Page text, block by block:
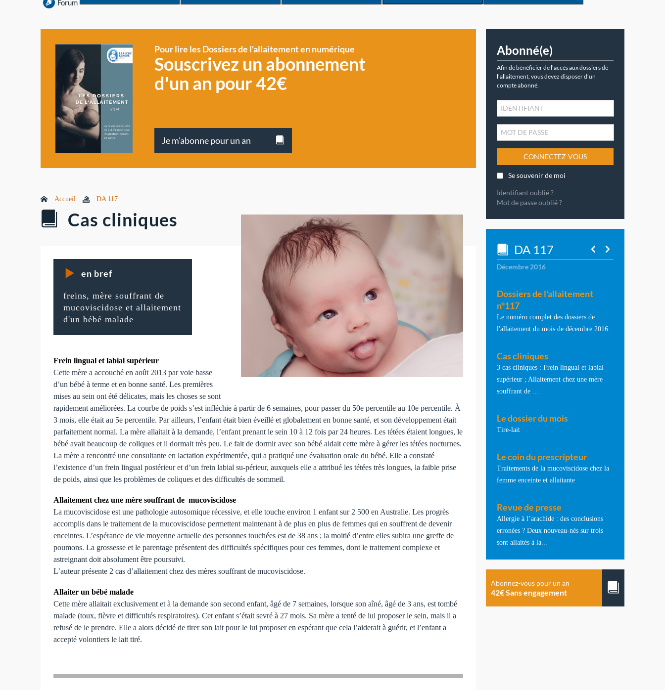
Forum
Pour lire les Dossiers de l'allaitement en numérique
Souscrivez un abonnement
d'un an pour 42€
Je m'abonne pour un an
Accueil DA 117
Cas cliniques
en bref
freins, mère souffrant de
mucoviscidose et allaitement
d'un bébé malade
Frein lingual et labial supérieur
Cette mère a accouché en août 2013 par voie basse
d’un bébé à terme et en bonne santé. Les premières
mises au sein ont été délicates, mais les choses se sont
rapidement améliorées. La courbe de poids s’est infléchie à partir de 6 semaines, pour passer du 50e percentile au 10e percentile. À
3 mois, elle était au 5e percentile. Par ailleurs, l’enfant était bien éveillé et globalement en bonne santé, et son développement était
parfaitement normal. La mère allaitait à la demande, l’enfant prenant le sein 10 à 12 fois par 24 heures. Les tétées étaient longues, le
bébé avait beaucoup de coliques et il dormait très peu. Le fait de dormir avec son bébé aidait cette mère à gérer les tétées nocturnes.
La mère a rencontré une consultante en lactation expérimentée, qui a pratiqué une évaluation orale du bébé. Elle a constaté
l’existence d’un frein lingual postérieur et d’un frein labial su-périeur, auxquels elle a attribué les tétées très longues, la faible prise
de poids, ainsi que les problèmes de coliques et des difficultés de sommeil.
Allaitement chez une mère souffrant de mucoviscidose
La mucoviscidose est une pathologie autosomique récessive, et elle touche environ 1 enfant sur 2 500 en Australie. Les progrès
accomplis dans le traitement de la mucoviscidose permettent maintenant à de plus en plus de femmes qui en souffrent de devenir
enceintes. L’espérance de vie moyenne actuelle des personnes touchées est de 38 ans ; la moitié d’entre elles subira une greffe de
poumons. La grossesse et le parentage présentent des difficultés spécifiques pour ces femmes, dont le traitement complexe et
astreignant doit absolument être poursuivi.
L’auteur présente 2 cas d’allaitement chez des mères souffrant de mucoviscidose.
Allaiter un bébé malade
Cette mère allaitait exclusivement et à la demande son second enfant, âgé de 7 semaines, lorsque son aîné, âgé de 3 ans, est tombé
malade (toux, fièvre et difficultés respiratoires). Cet enfant s’était sevré à 27 mois. Sa mère a tenté de lui proposer le sein, mais il a
refusé de le prendre. Elle a alors décidé de tirer son lait pour le lui proposer en espérant que cela l’aiderait à guérir, et l’enfant a
accepté volontiers le lait tiré.
Abonné(e)
Afin de bénéficier de l’accès aux dossiers de
l’allaitement, vous devez disposer d’un
compte abonné.
CONNECTEZ-VOUS
Se souvenir de moi
Identifiant oublié ?
Mot de passe oublié ?
DA 117
Décembre 2016
Dossiers de l'allaitement
n°117
Le numéro complet des dossiers de
l'allaitement du mois de décembre 2016.
Cas cliniques
3 cas cliniques : Frein lingual et labial
supérieur ; Allaitement chez une mère
souffrant de ...
Le dossier du mois
Tire-lait
Le coin du prescripteur
Traitements de la mucoviscidose chez la
femme enceinte et allaitante
Revue de presse
Allergie à l’arachide : des conclusions
erronées ? Deux nouveau-nés sur trois
sont allaités à la...
Abonnez-vous pour un an
42€ Sans engagement